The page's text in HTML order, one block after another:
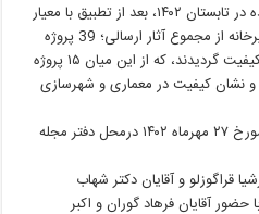
در سری ششم داوری آثار دریافت شده در تابستان ۱۴۰۲، بعد از تطبیق با معیار
های رویداد میزان معماری توسط دبیرخانه از مجموع آثار ارسالی؛ 39 پروژه
کاندید دریافت پلاک کیفیت و نشان کیفیت گردیدند، که از این میان ۱۵ پروژه
نشان کیفیت در معماری و شهرسازی
داوری مرحله دوم، در روز پنج شنبه مورخ ۲۷ مهرماه ۱۴۰۲ درمحل دفتر مجله
قراگوزلو و آقایان دکتر شهاب
آقایان فرهاد گوران و اکبر